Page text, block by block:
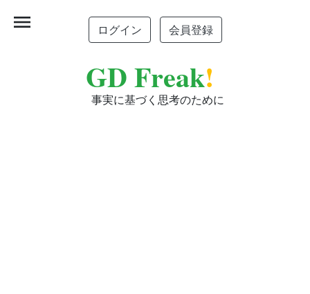
ログイン 会員登録
GD Freak!
事実に基づく思考のために
menu